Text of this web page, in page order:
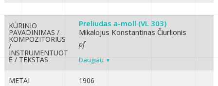
KŪRINIO
PAVADINIMAS /
KOMPOZITORIUS
/
INSTRUMENTUOT
Ė / TEKSTAS
Preliudas a-moll (VL 303)
Mikalojus Konstantinas Čiurlionis
pf
Daugiau
METAI 1906